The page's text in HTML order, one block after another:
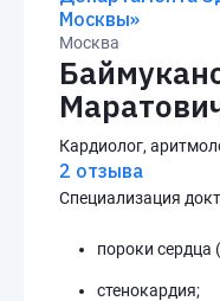
Москвы»
Москва
Кардиолог,
2 отзыва
Специализация
пороки сердца
стенокардия;